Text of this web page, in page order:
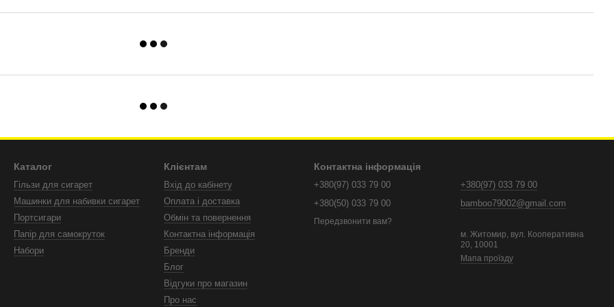
Каталог
Гільзи для сигарет
Машинки для набивки сигарет
Портсигари
Папір для самокруток
Набори
Клієнтам
Вхід до кабінету
Оплата і доставка
Обмін та повернення
Контактна інформація
Бренди
Блог
Відгуки про магазин
Про нас
Контактна інформація
+380(97) 033 79 00
+380(50) 033 79 00
Передзвонити вам?
+380(97) 033 79 00
bamboo79002@gmail.com
м. Житомир, вул. Кооперативна
20, 10001
Мапа проїзду